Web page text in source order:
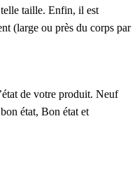
telle taille. Enfin, il est
(large ou près du corps par
de votre produit. Neuf
état, Bon état et